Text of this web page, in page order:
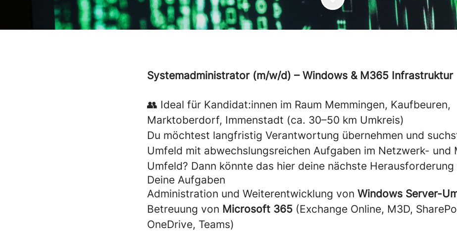
Systemadministrator (m/w/d) – Windows & M365 Infrastruktur
👥 Ideal für Kandidat:innen im Raum Memmingen, Kaufbeuren,
Marktoberdorf, Immenstadt (ca. 30–50 km Umkreis)
Du möchtest langfristig Verantwortung übernehmen und
Umfeld mit abwechslungsreichen Aufgaben im Netzwerk-
Umfeld? Dann könnte das hier deine nächste Herausforderung
Deine Aufgaben
Administration und Weiterentwicklung von Windows Server-
Betreuung von Microsoft 365 (Exchange Online, M3D,
OneDrive, Teams)